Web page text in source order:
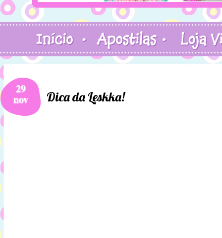
29
nov Dica da Leskka!